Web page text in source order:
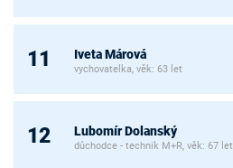
11 Iveta Márová
vychovatelka, věk: 63 let
12 Lubomír Dolanský
důchodce - technik M+R, věk: 67 let